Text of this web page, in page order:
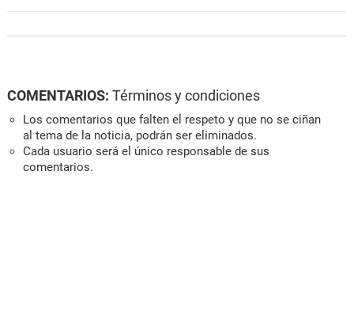
COMENTARIOS: Términos y condiciones
Los comentarios que falten el respeto y que no se ciñan
al tema de la noticia, podrán ser eliminados.
Cada usuario será el único responsable de sus
comentarios.